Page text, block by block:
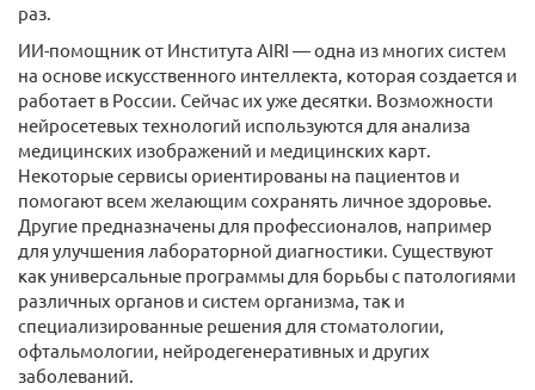
раз.
ИИ-помощник от Института AIRI — одна из многих систем
на основе искусственного интеллекта, которая создается и
работает в России. Сейчас их уже десятки. Возможности
нейросетевых технологий используются для анализа
медицинских изображений и медицинских карт.
Некоторые сервисы ориентированы на пациентов и
помогают всем желающим сохранять личное здоровье.
Другие предназначены для профессионалов, например
для улучшения лабораторной диагностики. Существуют
как универсальные программы для борьбы с патологиями
различных органов и систем организма, так и
специализированные решения для стоматологии,
офтальмологии, нейродегенеративных и других
заболеваний.